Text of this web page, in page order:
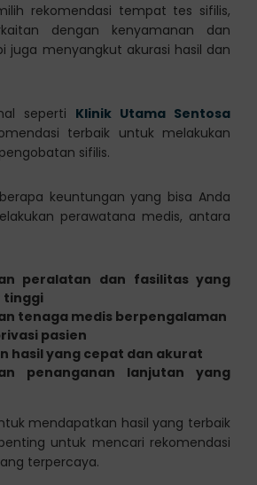
rekomendasi tempat tes sifilis,
dengan kenyamanan dan
juga menyangkut akurasi hasil dan
seperti Klinik Utama Sentosa
terbaik untuk melakukan
sifilis.
keuntungan yang bisa Anda
perawatana medis, antara
peralatan dan fasilitas yang
tinggi
tenaga medis berpengalaman
pasien
hasil yang cepat dan akurat
penanganan lanjutan yang
mendapatkan hasil yang terbaik
untuk mencari rekomendasi
terpercaya.